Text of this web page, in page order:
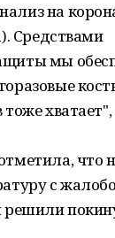
на
Средствами
мы
что
с
решили